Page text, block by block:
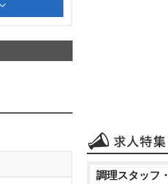
調理スタッフ